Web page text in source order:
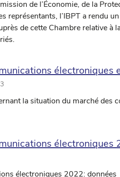
de l’Économie, de la
représentants, l’IBPT a rendu
de cette Chambre relative à
électroniques
la situation du marché des
électroniques
électroniques 2022: données